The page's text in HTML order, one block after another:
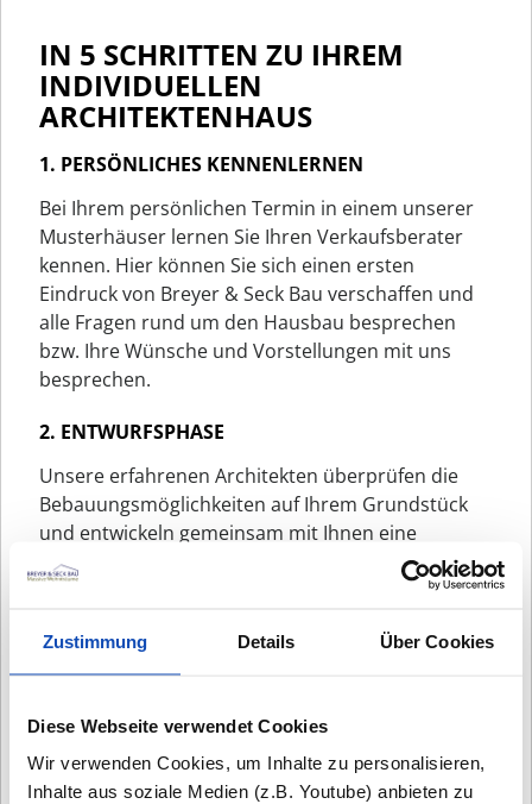
Zustimmung Details Über Cookies
Diese Webseite verwendet Cookies
Wir verwenden Cookies, um Inhalte zu personalisieren,
Inhalte aus soziale Medien (z.B. Youtube) anbieten zu
IN 5 SCHRITTEN ZU IHREM
INDIVIDUELLEN
ARCHITEKTENHAUS
1. PERSÖNLICHES KENNENLERNEN
Bei Ihrem persönlichen Termin in einem unserer
Musterhäuser lernen Sie Ihren Verkaufsberater
kennen. Hier können Sie sich einen ersten
Eindruck von Breyer & Seck Bau verschaffen und
alle Fragen rund um den Hausbau besprechen
bzw. Ihre Wünsche und Vorstellungen mit uns
besprechen.
2. ENTWURFSPHASE
Unsere erfahrenen Architekten überprüfen die
Bebauungsmöglichkeiten auf Ihrem Grundstück
und entwickeln gemeinsam mit Ihnen eine
maßgeschneiderte Grundrissplanung. Dieses
umfasst sowohl Ihre Vorstellungen und Wünsche
Bedingungen.
Visualisierung umgesetzt. Basierend darauf und